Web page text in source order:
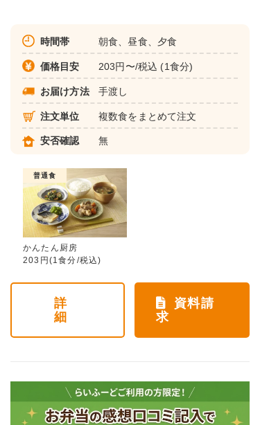
時間帯 朝食、昼食、夕食
価格目安 203円〜/税込 (1食分)
お届け方法 手渡し
注文単位 複数食をまとめて注文
安否確認 無
普通食
かんたん厨房
203円(1食分/税込)
詳
細
資料請
求